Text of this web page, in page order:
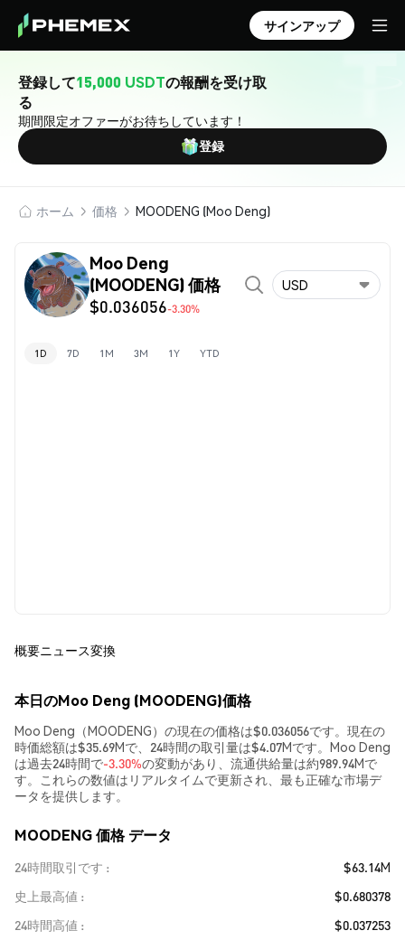
サインアップ
登録して15,000 USDTの報酬を受け取
る
期間限定オファーがお待ちしています！
登録
ホーム 価格 MOODENG (Moo Deng)
Moo Deng
(MOODENG) 価格
$0.036056-3.30%
USD
1D 7D 1M 3M 1Y YTD
概要ニュース変換
本日のMoo Deng (MOODENG)価格
Moo Deng（MOODENG）の現在の価格は$0.036056です。現在の
時価総額は$35.69Mで、24時間の取引量は$4.07Mです。Moo Deng
は過去24時間で-3.30%の変動があり、流通供給量は約989.94Mで
す。これらの数値はリアルタイムで更新され、最も正確な市場デ
ータを提供します。
MOODENG 価格 データ
24時間取引です
$63.14M
史上最高値
$0.680378
24時間高値
$0.037253